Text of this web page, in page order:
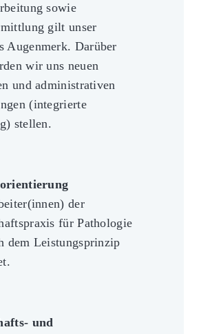
sowie
gilt unser
Augenmerk. Darüber
wir uns neuen
und administrativen
(integrierte
stellen.
der
für Pathologie
dem Leistungsprinzip
und